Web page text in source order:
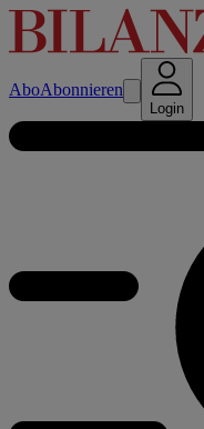
AboAbonnieren
Login